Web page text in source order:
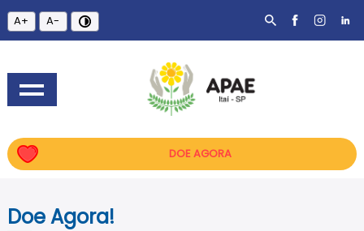
A+ A-
DOE AGORA
Doe Agora!